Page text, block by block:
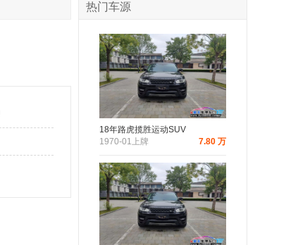
热门车源
18年路虎揽胜运动SUV
1970-01上牌
7.80 万